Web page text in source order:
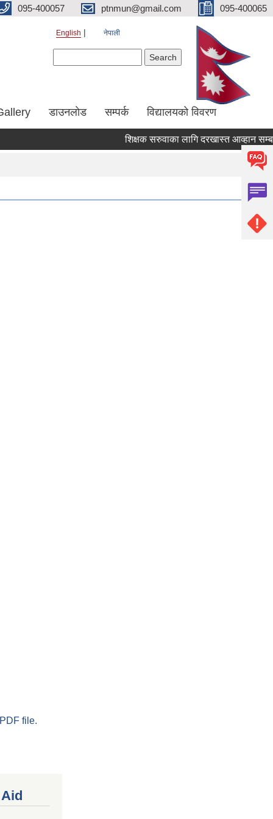
095-400057 ptnmun@gmail.com 095-400065
English नेपाली
डाउनलाेड सम्पर्क विद्यालयको विवरण
शिक्षक सरुवाका लागि दरखास्त आव्हान सम्बन्धी
file.